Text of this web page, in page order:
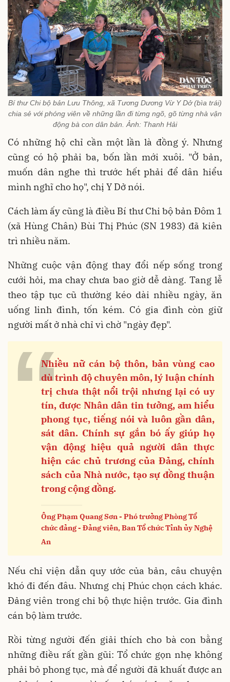
Bí thư Chi bộ bản Lưu Thông, xã Tương Dương Vừ Y Dở (bìa trái)
chia sẻ với phóng viên về những lần đi từng ngõ, gõ từng nhà vận
động bà con dân bản. Ảnh: Thanh Hải
Có những hộ chỉ cần một lần là đồng ý. Nhưng
cũng có hộ phải ba, bốn lần mới xuôi. "Ở bản,
muốn dân nghe thì trước hết phải để dân hiểu
mình nghĩ cho họ", chị Y Dở nói.
Cách làm ấy cũng là điều Bí thư Chi bộ bản Đôm 1
(xã Hùng Chân) Bùi Thị Phúc (SN 1983) đã kiên
trì nhiều năm.
Những cuộc vận động thay đổi nếp sống trong
cưới hỏi, ma chay chưa bao giờ dễ dàng. Tang lễ
theo tập tục cũ thường kéo dài nhiều ngày, ăn
uống linh đình, tốn kém. Có gia đình còn giữ
người mất ở nhà chỉ vì chờ "ngày đẹp".
“
Nhiều nữ cán bộ thôn, bản vùng cao
dù trình độ chuyên môn, lý luậnchính
trị chưa thật nổi trội nhưng lại có uy
tín, được Nhân dân tin tưởng, am hiểu
phong tục, tiếng nói và luôn gần dân,
sát dân. Chính sự gắn bó ấy giúp họ
vận động hiệu quả người dân thực
hiện các chủ trương của Đảng, chính
sách củaNhà nước, tạo sự đồng thuận
trong cộng đồng.
Ông Phạm Quang Sơn - Phó trưởng Phòng Tổ
chức đảng - Đảng viên, Ban Tổ chức Tỉnh ủy Nghệ
An
Nếu chỉ viện dẫn quy ước của bản, câu chuyện
khó đi đến đâu. Nhưng chị Phúc chọn cách khác.
Đảng viên trong chi bộ thực hiện trước. Gia đình
cán bộ làm trước.
Rồi từng người đến giải thích cho bà con bằng
những điều rất gần gũi: Tổ chức gọn nhẹ không
phải bỏ phong tục, mà để người đã khuất được an